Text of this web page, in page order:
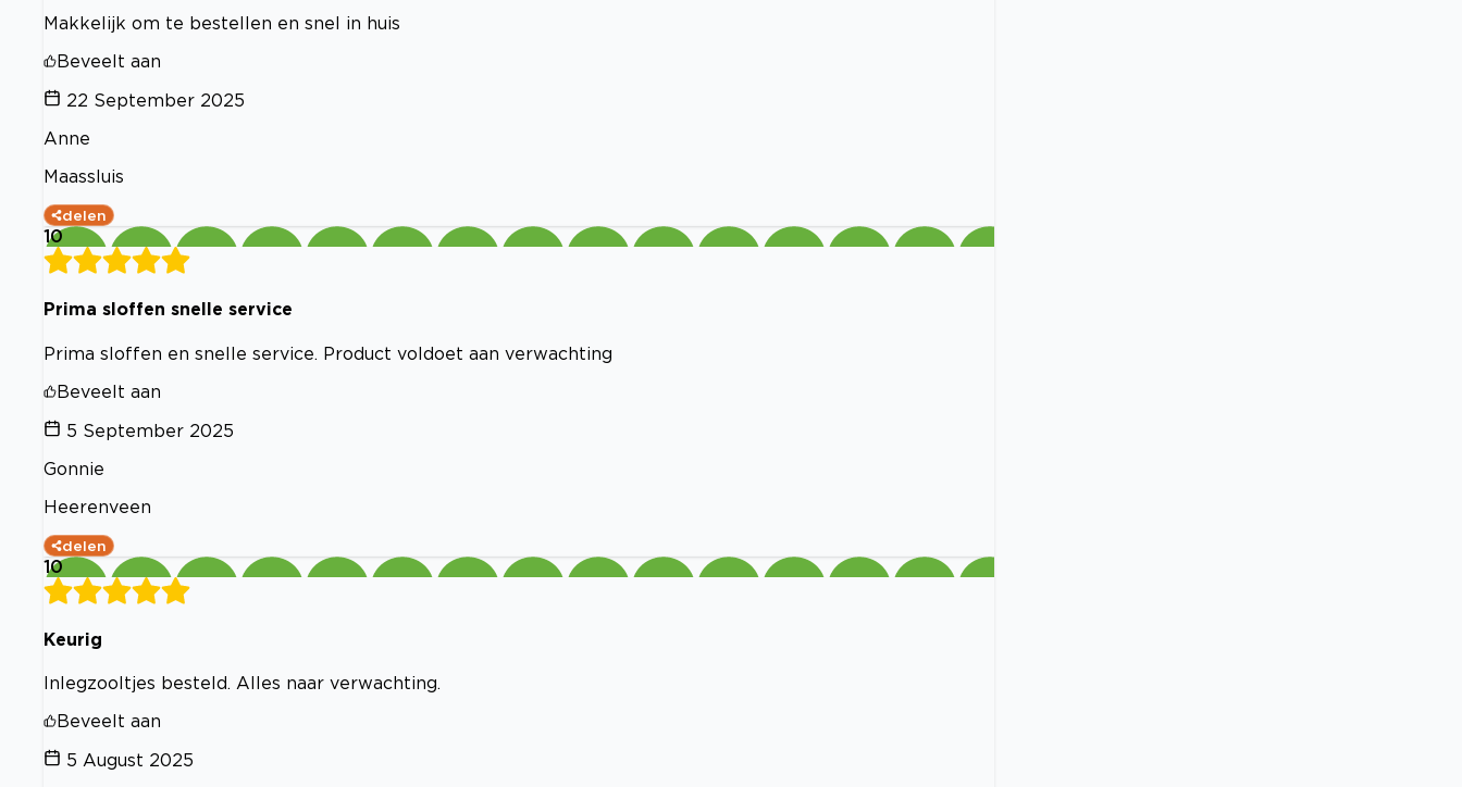
Makkelijk om te bestellen en snel in huis
Beveelt aan
22 September 2025
Anne
Maassluis
delen
10
Prima sloffen snelle service
Prima sloffen en snelle service. Product voldoet aan verwachting
Beveelt aan
5 September 2025
Gonnie
Heerenveen
delen
10
Keurig
Inlegzooltjes besteld. Alles naar verwachting.
Beveelt aan
5 August 2025